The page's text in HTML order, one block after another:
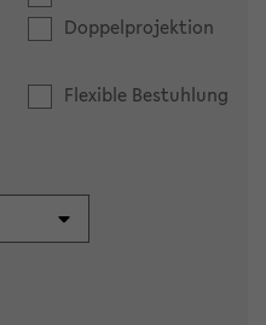
Doppelprojektion
Flexible Bestuhlung